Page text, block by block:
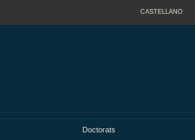
CASTELLANO
Doctorats